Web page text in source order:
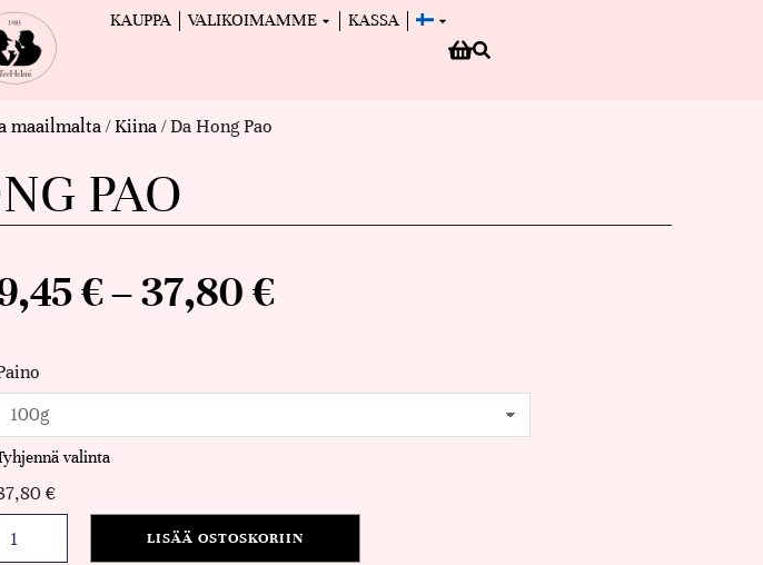
KAUPPA VALIKOIMAMME KASSA
maailmalta/Kiina/ Da Hong Pao
PAO
€–37,80€
valinta
€
LISÄÄ OSTOSKORIIN